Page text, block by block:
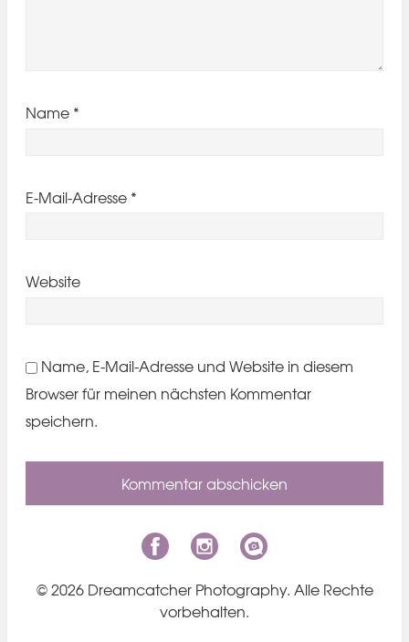
Name *
E-Mail-Adresse *
Website
Name, E-Mail-Adresse und Website in diesem
Browser für meinen nächsten Kommentar
speichern.
© 2026 Dreamcatcher Photography. Alle Rechte
vorbehalten.